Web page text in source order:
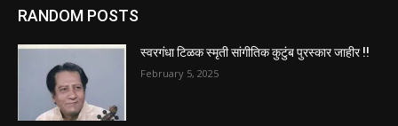
RANDOM POSTS
स्वरगंधा टिळक स्मृती सांगीतिक कुटुंब पुरस्कार जाहीर !!
February 5, 2025